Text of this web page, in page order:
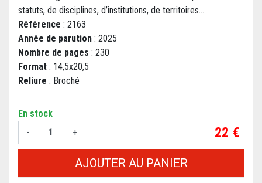
statuts, de disciplines, d’institutions, de territoires...
Référence : 2163
Année de parution : 2025
Nombre de pages : 230
Format : 14,5x20,5
Reliure : Broché
En stock
-
+ Prix
22 €
AJOUTER AU PANIER